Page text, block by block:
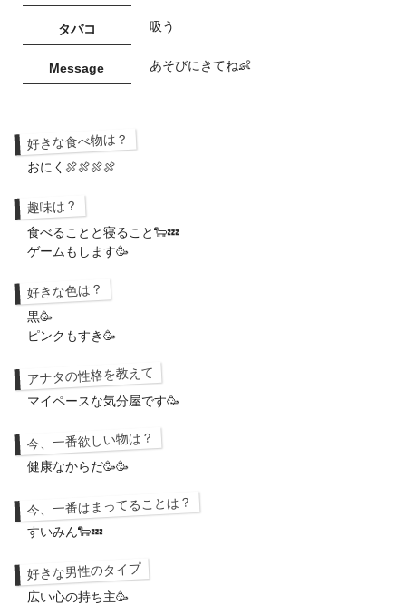
タバコ 吸う
Message あそびにきてね👶
好きな食べ物は？
おにく🍖🍖🍖🍖
趣味は？
食べることと寝ること🐑💤
ゲームもします🥳
好きな色は？
黒🥳
ピンクもすき🥳
アナタの性格を教えて
マイペースな気分屋です🥳
今、一番欲しい物は？
健康なからだ🥳🥳
今、一番はまってることは？
すいみん🐑💤
好きな男性のタイプ
広い心の持ち主🥳